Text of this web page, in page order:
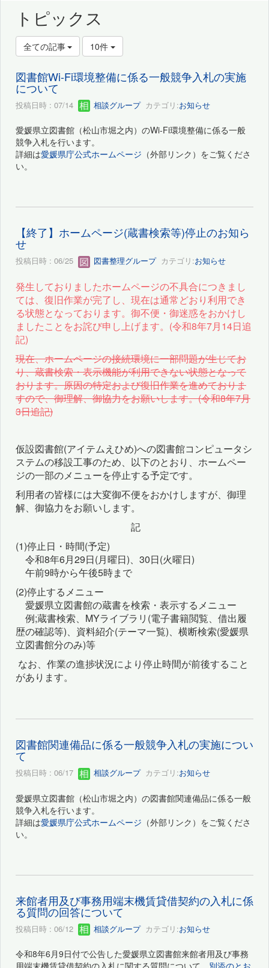
トピックス
全ての記事 10件
図書館Wi-Fi環境整備に係る一般競争入札の実施
について
投稿日時 : 07/14 相談グループカテゴリ:お知らせ
愛媛県立図書館（松山市堀之内）のWi-Fi環境整備に係る一般
競争入札を行います。
詳細は愛媛県庁公式ホームページ （外部リンク）をご覧くださ
い。
【終了】ホームページ(蔵書検索等)停止のお知ら
せ
投稿日時 : 06/25 図書整理グループカテゴリ:お知らせ
発生しておりましたホームページの不具合につきまし
ては、復旧作業が完了し、現在は通常どおり利用でき
る状態となっております。御不便・御迷惑をおかけし
ましたことをお詫び申し上げます。(令和8年7月14日追
記)
現在、ホームページの接続環境に一部問題が生じてお
り、蔵書検索・表示機能が利用できない状態となって
おります。原因の特定および復旧作業を進めておりま
すので、御理解、御協力をお願いします。(令和8年7月
3日追記)
仮設図書館(アイテムえひめ)への図書館コンピュータシ
ステムの移設工事のため、以下のとおり、ホームペー
ジの一部のメニューを停止する予定です。
利用者の皆様には大変御不便をおかけしますが、御理
解、御協力をお願いします。
記
(1)停止日・時間(予定)
令和8年6月29日(月曜日)、30日(火曜日)
午前9時から午後5時まで
(2)停止するメニュー
愛媛県立図書館の蔵書を検索・表示するメニュー
例;蔵書検索、MYライブラリ(電子書籍閲覧、借出履
歴の確認等)、資料紹介(テーマ一覧)、横断検索(愛媛県
立図書館分のみ)等
なお、作業の進捗状況により停止時間が前後すること
があります。
図書館関連備品に係る一般競争入札の実施につい
て
投稿日時 : 06/17 相談グループカテゴリ:お知らせ
愛媛県立図書館（松山市堀之内）の図書館関連備品に係る一般
競争入札を行います。
詳細は愛媛県庁公式ホームページ （外部リンク）をご覧くださ
い。
来館者用及び事務用端末機賃貸借契約の入札に係
る質問の回答について
投稿日時 : 06/12 相談グループカテゴリ:お知らせ
令和8年6月9日付で公告した愛媛県立図書館来館者用及び事務